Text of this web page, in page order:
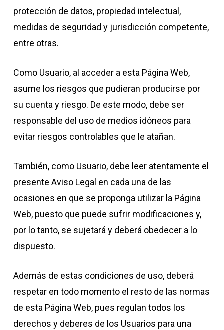
protección de datos, propiedad intelectual,
medidas de seguridad y jurisdicción competente,
entre otras.
Como Usuario, al acceder a esta Página Web,
asume los riesgos que pudieran producirse por
su cuenta y riesgo. De este modo, debe ser
responsable del uso de medios idóneos para
evitar riesgos controlables que le atañan.
También, como Usuario, debe leer atentamente el
presente Aviso Legal en cada una de las
ocasiones en que se proponga utilizar la Página
Web, puesto que puede sufrir modificaciones y,
por lo tanto, se sujetará y deberá obedecer a lo
dispuesto.
Además de estas condiciones de uso, deberá
respetar en todo momento el resto de las normas
de esta Página Web, pues regulan todos los
derechos y deberes de los Usuarios para una